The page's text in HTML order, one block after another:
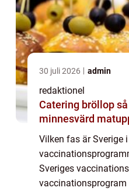
30 juli 2026 admin
redaktionel
Catering bröllop så skapar du en
minnesvärd
Vilken fas är Sverige
Sveriges